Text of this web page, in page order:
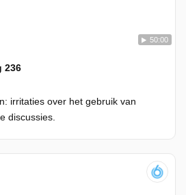
50:00
236
irritaties over het gebruik van
discussies.